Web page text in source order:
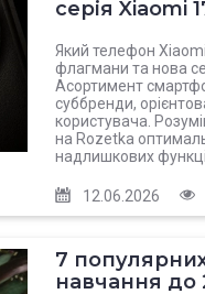
серія Xiaomi
Який телефон
флагмани та нова
Асортимент
суббренди,
користувача.
на Rozetka
надлишкових
12.06.2026
7
навчання до